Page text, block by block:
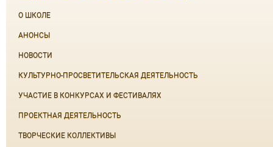
О ШКОЛЕ
АНОНСЫ
НОВОСТИ
КУЛЬТУРНО-ПРОСВЕТИТЕЛЬСКАЯ ДЕЯТЕЛЬНОСТЬ
УЧАСТИЕ В КОНКУРСАХ И ФЕСТИВАЛЯХ
ПРОЕКТНАЯ ДЕЯТЕЛЬНОСТЬ
ТВОРЧЕСКИЕ КОЛЛЕКТИВЫ